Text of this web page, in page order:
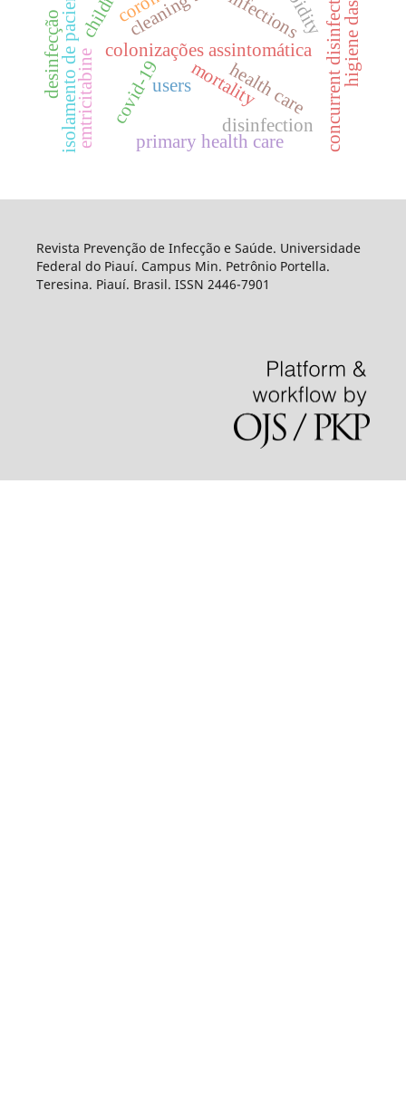
covid-19
colonizações assintomática
infections concurrent disinfection
health care
disinfection
emtricitabine
isolamento de pacientes primary health care
usersmortality
desinfecção
Revista Prevenção de Infecção e Saúde. Universidade
Federal do Piauí. Campus Min. Petrônio Portella.
Teresina. Piauí. Brasil. ISSN 2446-7901